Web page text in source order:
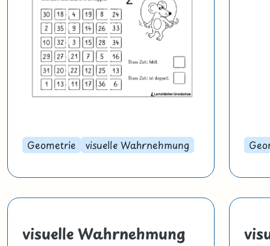
Geometrie visuelle Wahrnehmung
visuelle Wahrnehmung